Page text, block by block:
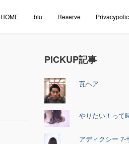
HOME blu Reserve
PICKUP記事
瓦ヘア
やりたい！って
アディクシー 7-